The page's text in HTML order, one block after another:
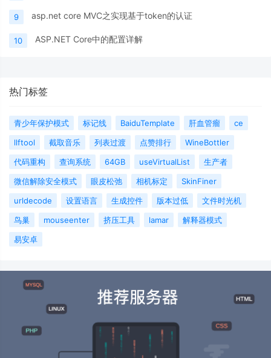
9 asp.net core MVC之实现基于token的认证
10 ASP.NET Core中的配置详解
热门标签
青少年保护模式 标记线 BaiduTemplate 肝血管瘤
ce
llftool
截取音乐 列表过渡 点赞排行
WineBottler
代码重构
查询系统 64GB useVirtualList
生产者
微信解除安全模式
眼皮松弛 相机标定
SkinFiner
urldecode
设置语言 生成控件 版本过低
文件时光机
鸟巢
mouseenter 挤压工具 lamar
解释器模式
易安卓